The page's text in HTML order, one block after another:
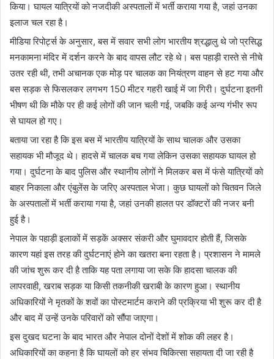
किया। घायल यात्रियों को नजदीकी अस्पतालों में भर्ती कराया गया है, जहां उनका
इलाज चल रहा है।
मीडिया रिपोर्ट्स के अनुसार, बस में सवार सभी लोग भारतीय श्रद्धालु थे जो प्रसिद्ध
मनकामना मंदिर में दर्शन करने के बाद वापस लौट रहे थे। बस पहाड़ी रास्ते से नीचे
उतर रही थी, तभी अचानक एक मोड़ पर चालक का नियंत्रण वाहन से हट गया और
बस सड़क से फिसलकर लगभग 150 मीटर गहरी खाई में जा गिरी। दुर्घटना इतनी
भीषण थी कि मौके पर ही कई लोगों की जान चली गई, जबकि कई अन्य गंभीर रूप
से घायल हो गए।
बताया जा रहा है कि इस बस में भारतीय यात्रियों के साथ चालक और उसका
सहायक भी मौजूद थे। हादसे में चालक बच गया लेकिन उसका सहायक घायल हो
गया। दुर्घटना के बाद पुलिस और स्थानीय लोगों ने मिलकर बस में फंसे यात्रियों को
बाहर निकाला और एंबुलेंस के जरिए अस्पताल भेजा। कुछ घायलों को चितवन जिले
के अस्पतालों में भर्ती कराया गया है, जहां उनकी हालत पर डॉक्टरों की नजर बनी
हुई है।
नेपाल के पहाड़ी इलाकों में सड़कें अक्सर संकरी और घुमावदार होती हैं, जिसके
कारण यहां इस तरह की दुर्घटनाएं होने का खतरा बना रहता है। प्रशासन ने मामले
की जांच शुरू कर दी है ताकि यह पता लगाया जा सके कि हादसा चालक की
लापरवाही, खराब सड़क या किसी तकनीकी खराबी के कारण हुआ। स्थानीय
अधिकारियों ने मृतकों के शवों का पोस्टमार्टम कराने की प्रक्रिया भी शुरू कर दी है
और बाद में उन्हें उनके परिवारों को सौंपा जाएगा।
इस दुखद घटना के बाद भारत और नेपाल दोनों देशों में शोक की लहर है।
अधिकारियों का कहना है कि घायलों को हर संभव चिकित्सा सहायता दी जा रही है